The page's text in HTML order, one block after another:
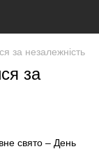
за незалежність
за
свято – День